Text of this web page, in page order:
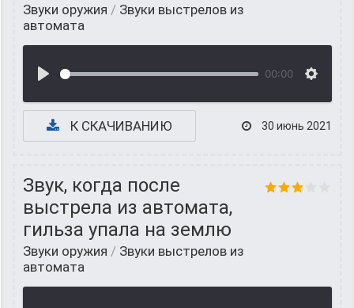
Звуки оружия / Звуки выстрелов из
автомата
00:00
К СКАЧИВАНИЮ 30 июнь 2021
Звук, когда после
выстрела из автомата,
гильза упала на землю
Звуки оружия / Звуки выстрелов из
автомата